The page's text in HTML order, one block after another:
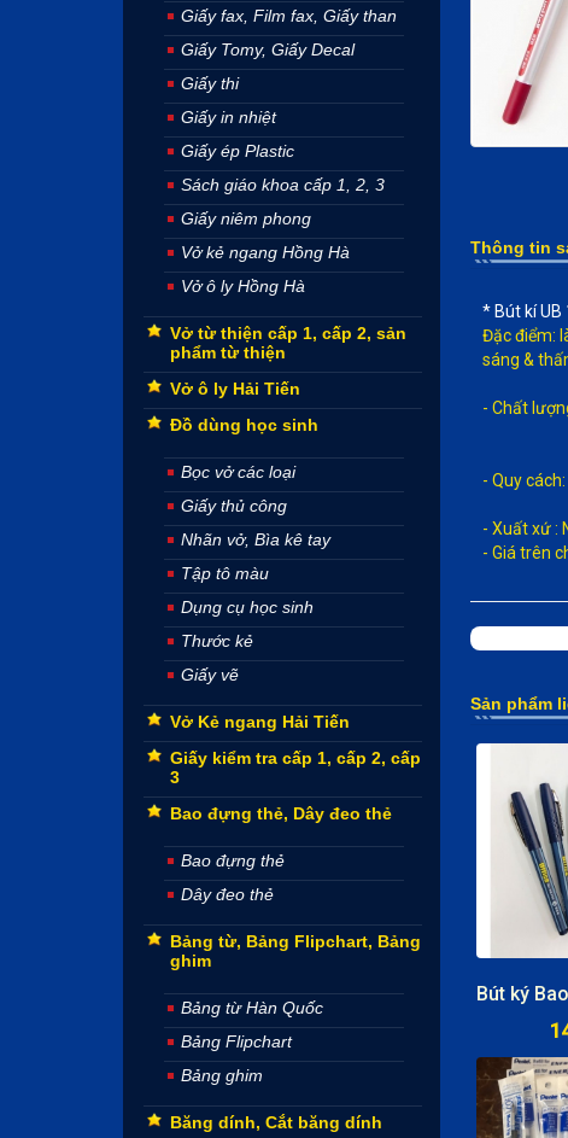
Giấy fax, Film fax, Giấy than
Giấy Tomy, Giấy Decal
Giấy thi
Giấy in nhiệt
Giấy ép Plastic
Sách giáo khoa cấp 1, 2, 3
Giấy niêm phong
Vở kẻ ngang Hồng Hà
Vở ô ly Hồng Hà
Vở từ thiện cấp 1, cấp 2, sản
phẩm từ thiện
Vở ô ly Hải Tiến
Đồ dùng học sinh
Bọc vở các loại
Giấy thủ công
Nhãn vở, Bìa kê tay
Tập tô màu
Dụng cụ học sinh
Thước kẻ
Giấy vẽ
Vở Kẻ ngang Hải Tiến
Giấy kiểm tra cấp 1, cấp 2, cấp
3
Bao đựng thẻ, Dây đeo thẻ
Bao đựng thẻ
Dây đeo thẻ
Bảng từ, Bảng Flipchart, Bảng
ghim
Bảng từ Hàn Quốc
Bảng Flipchart
Bảng ghim
Băng dính, Cắt băng dính
Thông tin
* Bút kí UB
Đặc điểm:
sáng &
- Chất
- Quy
- Xuất xứ :
- Giá trên
Sản phẩm